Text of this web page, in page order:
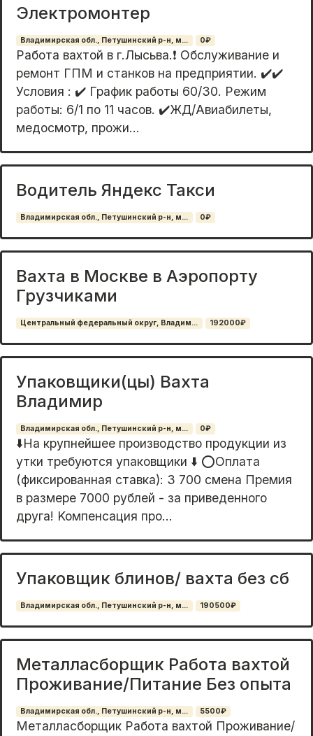
Электромонтер
Владимирская обл., Петушинский р-н, м... 0₽
Работа вахтой в г.Лысьва.❗ Обслуживание и
ремонт ГПМ и станков на предприятии. ✔️✔️
Условия : ✔️ График работы 60/30. Режим
работы: 6/1 по 11 часов. ✔️ЖД/Авиабилеты,
медосмотр, прожи...
Водитель Яндекс Такси
Владимирская обл., Петушинский р-н, м... 0₽
Вахта в Москве в Аэропорту
Грузчиками
Центральный федеральный округ, Владим... 192000₽
Упаковщики(цы) Вахта
Владимир
Владимирская обл., Петушинский р-н, м... 0₽
⬇️На крупнейшее производство продукции из
утки требуются упаковщики ⬇️ ⭕Оплата
(фиксированная ставка): 3 700 смена Премия
в размере 7000 рублей - за приведенного
друга! Koмпенcaция пpо...
Упаковщик блинов/ вахта без сб
Владимирская обл., Петушинский р-н, м... 190500₽
Металласборщик Работа вахтой
Проживание/Питание Без опыта
Владимирская обл., Петушинский р-н, м... 5500₽
Металласборщик Работа вахтой Проживание/